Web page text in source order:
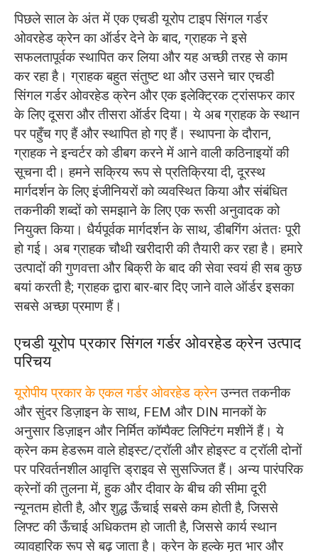
पिछले साल के अंत में एक एचडी यूरोप टाइप सिंगल गर्डर
ओवरहेड क्रेन का ऑर्डर देने के बाद, ग्राहक ने इसे
सफलतापूर्वक स्थापित कर लिया और यह अच्छी तरह से काम
कर रहा है। ग्राहक बहुत संतुष्ट था और उसने चार एचडी
सिंगल गर्डर ओवरहेड क्रेन और एक इलेक्ट्रिक ट्रांसफर कार
के लिए दूसरा और तीसरा ऑर्डर दिया। ये अब ग्राहक के स्थान
पर पहुँच गए हैं और स्थापित हो गए हैं। स्थापना के दौरान,
ग्राहक ने इन्वर्टर को डीबग करने में आने वाली कठिनाइयों की
सूचना दी। हमने सक्रिय रूप से प्रतिक्रिया दी, दूरस्थ
मार्गदर्शन के लिए इंजीनियरों को व्यवस्थित किया और संबंधित
तकनीकी शब्दों को समझाने के लिए एक रूसी अनुवादक को
नियुक्त किया। धैर्यपूर्वक मार्गदर्शन के साथ, डीबगिंग अंततः पूरी
हो गई। अब ग्राहक चौथी खरीदारी की तैयारी कर रहा है। हमारे
उत्पादों की गुणवत्ता और बिक्री के बाद की सेवा स्वयं ही सब कुछ
बयां करती है; ग्राहक द्वारा बार-बार दिए जाने वाले ऑर्डर इसका
सबसे अच्छा प्रमाण हैं।
एचडी यूरोप प्रकार सिंगल गर्डर ओवरहेड क्रेन उत्पाद
परिचय
यूरोपीय प्रकार के एकल गर्डर ओवरहेड क्रेनउन्नत तकनीक
और सुंदर डिज़ाइन के साथ, FEM और DIN मानकों के
अनुसार डिज़ाइन और निर्मित कॉम्पैक्ट लिफ्टिंग मशीनें हैं। ये
क्रेन कम हेडरूम वाले होइस्ट/ट्रॉली और होइस्ट व ट्रॉली दोनों
पर परिवर्तनशील आवृत्ति ड्राइव से सुसज्जित हैं। अन्य पारंपरिक
क्रेनों की तुलना में, हुक और दीवार के बीच की सीमा दूरी
न्यूनतम होती है, और शुद्ध ऊँचाई सबसे कम होती है, जिससे
लिफ्ट की ऊँचाई अधिकतम हो जाती है, जिससे कार्य स्थान
व्यावहारिक रूप से बढ़ जाता है। क्रेन के हल्के मृत भार और